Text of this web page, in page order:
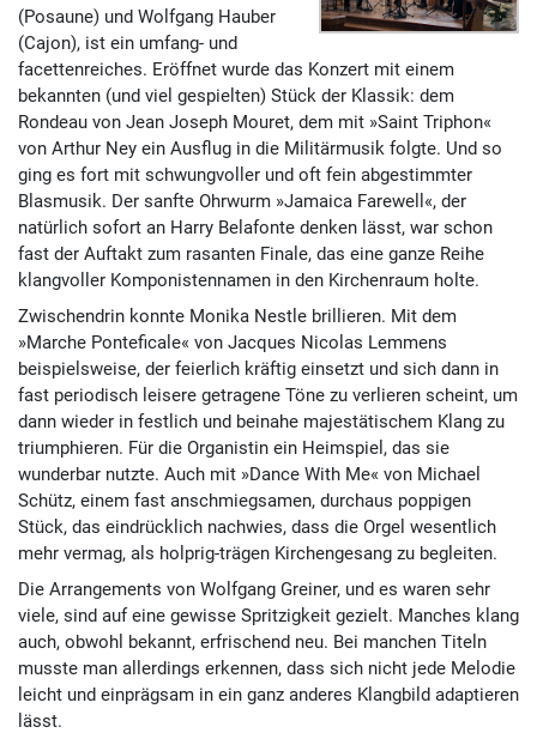
(Posaune) und Wolfgang Hauber
(Cajon), ist ein umfang- und
facettenreiches. Eröffnet wurde das Konzert mit einem
bekannten (und viel gespielten) Stück der Klassik: dem
Rondeau von Jean Joseph Mouret, dem mit »Saint Triphon«
von Arthur Ney ein Ausflug in die Militärmusik folgte. Und so
ging es fort mit schwungvoller und oft fein abgestimmter
Blasmusik. Der sanfte Ohrwurm »Jamaica Farewell«, der
natürlich sofort an Harry Belafonte denken lässt, war schon
fast der Auftakt zum rasanten Finale, das eine ganze Reihe
klangvoller Komponistennamen in den Kirchenraum holte.
Zwischendrin konnte Monika Nestle brillieren. Mit dem
»Marche Ponteficale« von Jacques Nicolas Lemmens
beispielsweise, der feierlich kräftig einsetzt und sich dann in
fast periodisch leisere getragene Töne zu verlieren scheint, um
dann wieder in festlich und beinahe majestätischem Klang zu
triumphieren. Für die Organistin ein Heimspiel, das sie
wunderbar nutzte. Auch mit »Dance With Me« von Michael
Schütz, einem fast anschmiegsamen, durchaus poppigen
Stück, das eindrücklich nachwies, dass die Orgel wesentlich
mehr vermag, als holprig-trägen Kirchengesang zu begleiten.
Die Arrangements von Wolfgang Greiner, und es waren sehr
viele, sind auf eine gewisse Spritzigkeit gezielt. Manches klang
auch, obwohl bekannt, erfrischend neu. Bei manchen Titeln
musste man allerdings erkennen, dass sich nicht jede Melodie
leicht und einprägsam in ein ganz anderes Klangbild adaptieren
lässt.